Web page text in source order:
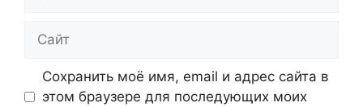
Сохранить моё имя, email и адрес сайта в
этом браузере для последующих моих